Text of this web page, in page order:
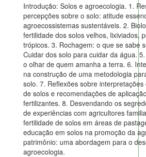
Introdução: Solos e agroecologia. 1.
percepções sobre o solo: atitude
agroecossistemas sustentáveis. 2.
fertilidade dos solos velhos, lixiviados,
trópicos. 3. Rochagem: o que se sabe
Cuidar dos solo para cuidar da água.
o olhar de quem amanha a terra. 6.
na construção de uma metodologia
solo. 7. Reflexões sobre
de solos e recomendações de
fertilizantes. 8. Desvendando os
de experiências com agricultores
fertilidade de solos em áreas de
educação em solos na promoção da
patrimônio: uma abordagem para o
agroecologia.